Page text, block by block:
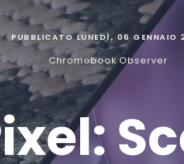
PUBBLICATOLUNEDÌ, 06 GENNAIO
Chromebook Observer